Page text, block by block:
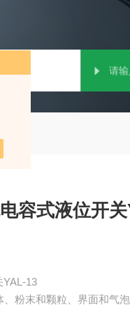
容式液位开
13
粉末和颗粒、界面和气泡